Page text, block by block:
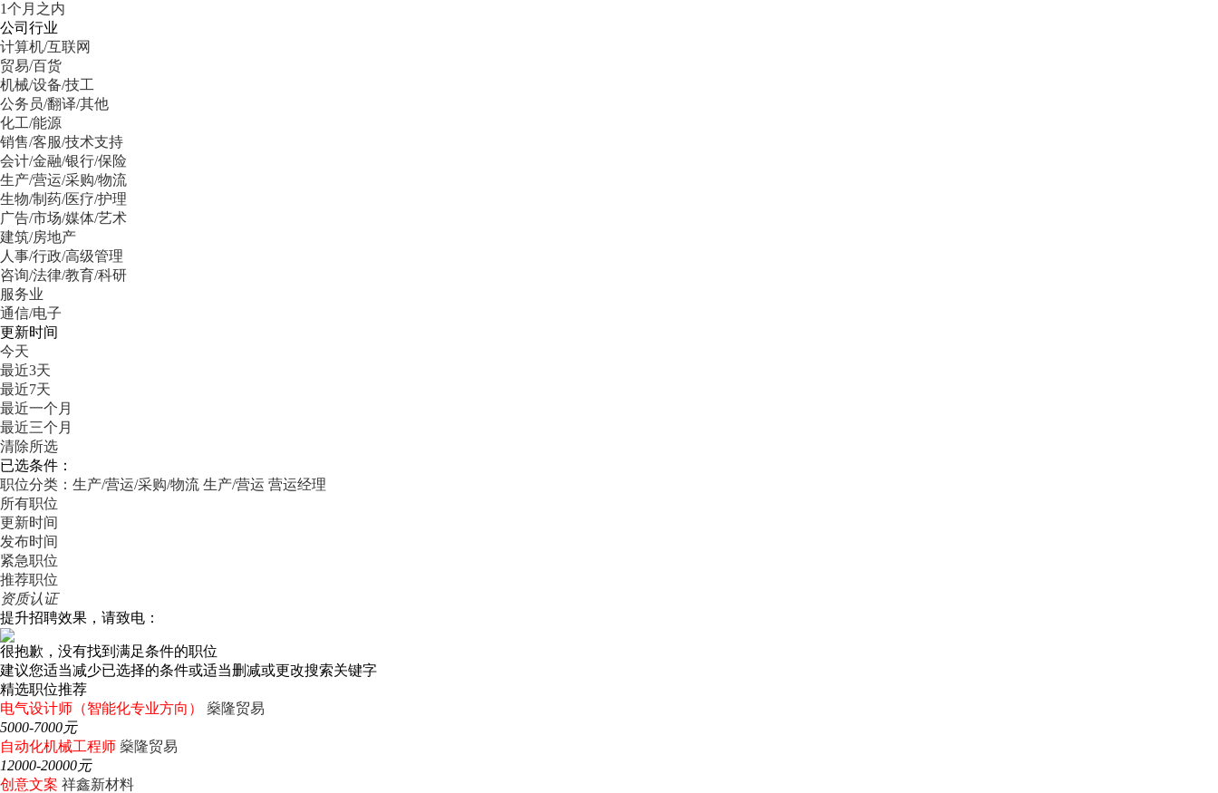
1个月之内
公司行业
计算机/互联网
贸易/百货
机械/设备/技工
公务员/翻译/其他
化工/能源
销售/客服/技术支持
会计/金融/银行/保险
生产/营运/采购/物流
生物/制药/医疗/护理
广告/市场/媒体/艺术
建筑/房地产
人事/行政/高级管理
咨询/法律/教育/科研
服务业
通信/电子
更新时间
今天
最近3天
最近7天
最近一个月
最近三个月
清除所选
已选条件：
职位分类：生产/营运/采购/物流 生产/营运 营运经理
所有职位
更新时间
发布时间
紧急职位
推荐职位
资质认证
提升招聘效果，请致电：
很抱歉，没有找到满足条件的职位
建议您适当减少已选择的条件或适当删减或更改搜索关键字
精选职位推荐
电气设计师（智能化专业方向）
燊隆贸易
5000-7000元
自动化机械工程师 燊隆贸易
12000-20000元
创意文案 祥鑫新材料